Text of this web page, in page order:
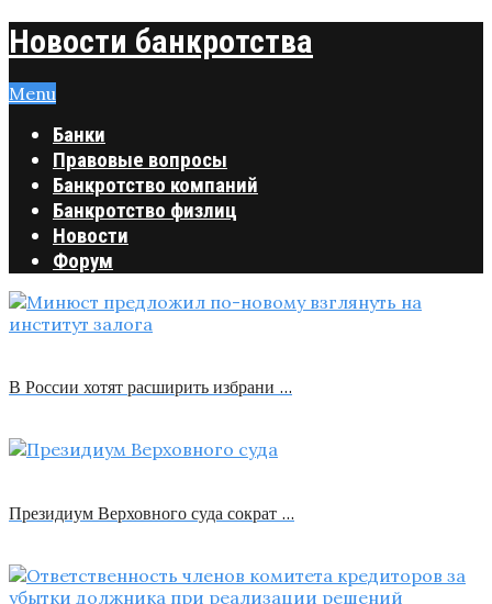
Новости банкротства
Menu
Банки
Правовые вопросы
Банкротство компаний
Банкротство физлиц
Новости
Форум
В России хотят расширить избрани …
Президиум Верховного суда сократ …